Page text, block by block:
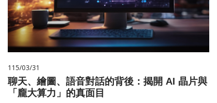
115/03/31
聊天、繪圖、語音對話的背後：揭開 AI 晶片與
「龐大算力」的真面目